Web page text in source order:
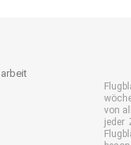
von
jeder